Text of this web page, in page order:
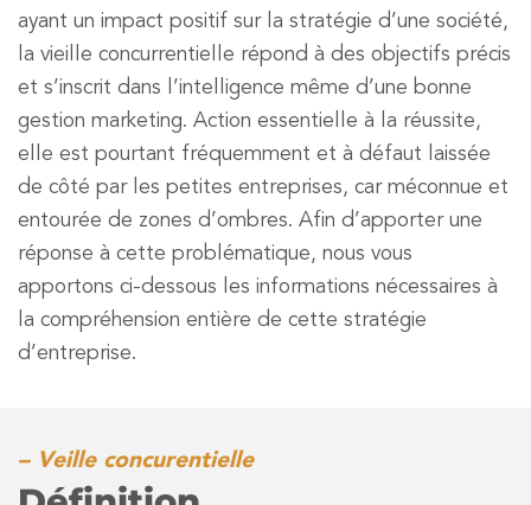
ayant un impact positif sur la stratégie d’une société,
la vieille concurrentielle répond à des objectifs précis
et s’inscrit dans l’intelligence même d’une bonne
gestion marketing. Action essentielle à la réussite,
elle est pourtant fréquemment et à défaut laissée
de côté par les petites entreprises, car méconnue et
entourée de zones d’ombres. Afin d’apporter une
réponse à cette problématique, nous vous
apportons ci-dessous les informations nécessaires à
la compréhension entière de cette stratégie
d’entreprise.
– Veille concurentielle